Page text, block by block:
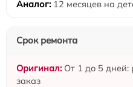
12 месяцев на
Срок ремонта
От 1 до 5 дней:
заказ